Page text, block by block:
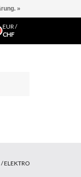
EUR/
CHF
/ELEKTRO
»